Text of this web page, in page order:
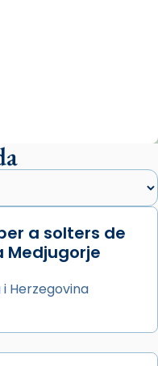
missa de Les
a solters de
Medjugorje
i Herzegovina